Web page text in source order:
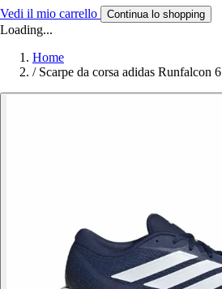
Vedi il mio carrello Continua lo shopping
Loading...
Home
/ Scarpe da corsa adidas Runfalcon 6